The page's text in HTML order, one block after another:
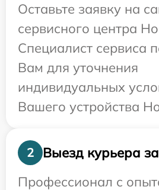
Оставьте заявку на
сервисного центра
Специалист сервиса
Вам для уточнения
индивидуальных
Вашего устройства
2
Выезд курьера
Профессионал с